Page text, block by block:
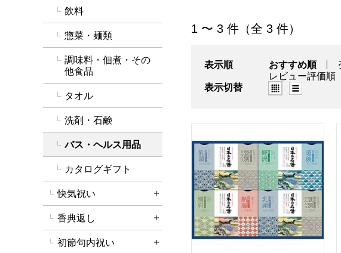
「バス・ヘルス用品」の商品一覧
1 〜 3 件（全 3 件）
表示順 おすすめ順
レビュー評価順
表示切替
グリッド表
飲料
惣菜・麺類
調味料・佃煮・その
他食品
タオル
洗剤・石鹸
バス・ヘルス用品
カタログギフト
快気祝い
詳細を開く
香典返し
詳細を開く
初節句内祝い
詳細を開く